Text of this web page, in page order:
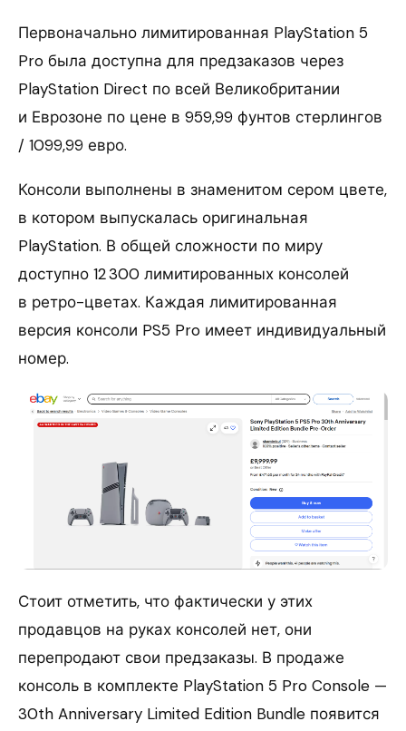
Первоначально лимитированная PlayStation 5
Pro была доступна для предзаказов через
PlayStation Direct по всей Великобритании
и Еврозоне по цене в 959,99 фунтов стерлингов
/ 1099,99 евро.
Консоли выполнены в знаменитом сером цвете,
в котором выпускалась оригинальная
PlayStation. В общей сложности по миру
доступно 12 300 лимитированных консолей
в ретро-цветах. Каждая лимитированная
версия консоли PS5 Pro имеет индивидуальный
номер.
Стоит отметить, что фактически у этих
продавцов на руках консолей нет, они
перепродают свои предзаказы. В продаже
консоль в комплекте PlayStation 5 Pro Console —
30th Anniversary Limited Edition Bundle появится